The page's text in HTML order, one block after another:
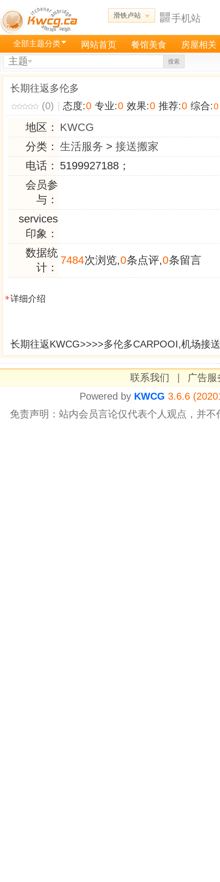
滑铁卢站 手机站
全部主题分类 网站首页 餐馆美食 房屋相关
主题 搜索
长期往返多伦多
(0)
态度:0 专业:0 效果:0 推荐:0 综合:0
地区： KWCG
分类： 生活服务 > 接送搬家
电话： 5199927188；
会员参
与：
services
印象：
数据统
计：
7484次浏览,0条点评,0条留言
详细介绍
长期往返KWCG>>>>多伦多CARPOOI,机场接
联系我们
广告服
Powered by KWCG 3.6.6
免责声明：站内会员言论仅代表个人观点，并